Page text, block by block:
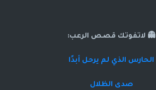
👻 لاتفوتك قصص الرعب:
الحارس الذي لم يرحل أبدًا
صدى الظلال